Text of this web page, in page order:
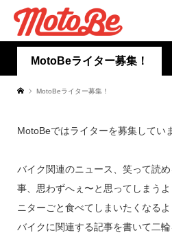
MotoBeライター募集！
MotoBeライター募集！
MotoBeではライターを募集してい
バイク関連のニュース、笑って読
事、思わずへぇ〜と思ってしまう
ニターごと食べてしまいたくなる
バイクに関連する記事を書いて二